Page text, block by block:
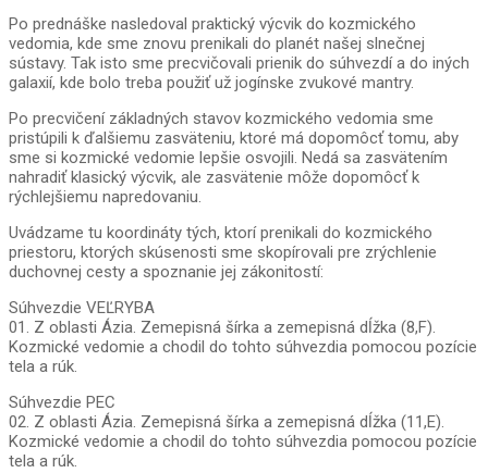
Po prednáške nasledoval praktický výcvik do kozmického
vedomia, kde sme znovu prenikali do planét našej slnečnej
sústavy. Tak isto sme precvičovali prienik do súhvezdí a do iných
galaxií, kde bolo treba použiť už jogínske zvukové mantry.
Po precvičení základných stavov kozmického vedomia sme
pristúpili k ďalšiemu zasväteniu, ktoré má dopomôcť tomu, aby
sme si kozmické vedomie lepšie osvojili. Nedá sa zasvätením
nahradiť klasický výcvik, ale zasvätenie môže dopomôcť k
rýchlejšiemu napredovaniu.
Uvádzame tu koordináty tých, ktorí prenikali do kozmického
priestoru, ktorých skúsenosti sme skopírovali pre zrýchlenie
duchovnej cesty a spoznanie jej zákonitostí:
Súhvezdie VEĽRYBA
01. Z oblasti Ázia. Zemepisná šírka a zemepisná dĺžka (8,F).
Kozmické vedomie a chodil do tohto súhvezdia pomocou pozície
tela a rúk.
Súhvezdie PEC
02. Z oblasti Ázia. Zemepisná šírka a zemepisná dĺžka (11,E).
Kozmické vedomie a chodil do tohto súhvezdia pomocou pozície
tela a rúk.